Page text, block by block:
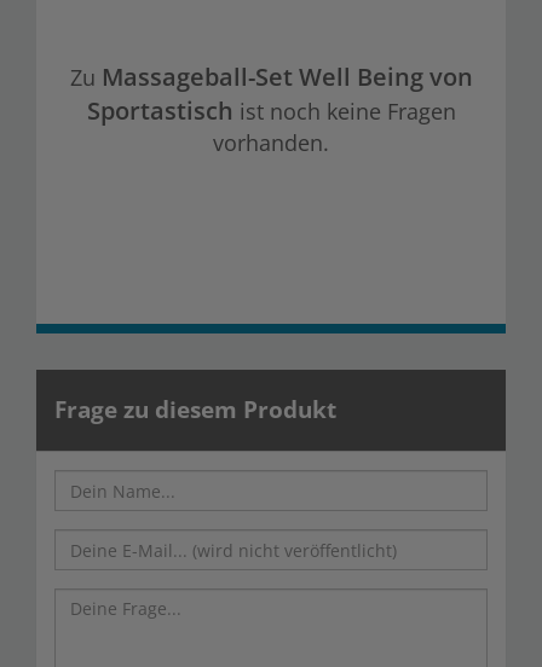
Zu Massageball-Set Well Being von
Sportastisch ist noch keine Fragen
vorhanden.
Frage zu diesem Produkt